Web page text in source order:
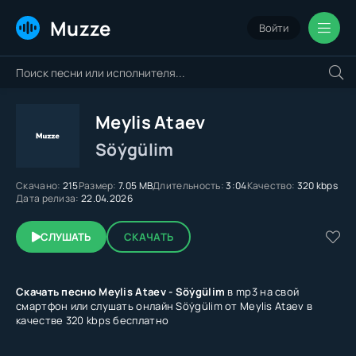
Muzze Войти
Meylis Ataev
Söýgülim
Скачано: 215Размер: 7.05 MBДлительность:3:04Качество: 320 kbps
Дата релиза: 22.04.2026
СЛУШАТЬ СКАЧАТЬ
Скачать песню Meylis Ataev - Söýgülim в mp3 на свой
смартфон или слушать онлайн Söýgülim от Meylis Ataev в
качестве 320 kbps бесплатно